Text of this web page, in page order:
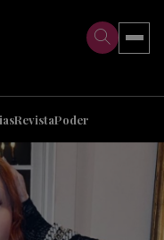
RevistaPoder